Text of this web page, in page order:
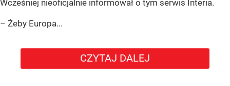
Wcześniej nieoficjalnie informował o tym serwis Interia.
– Żeby Europa...
CZYTAJ DALEJ